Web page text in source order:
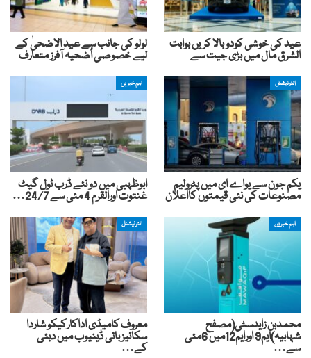
عید کی خوشی کودوبالا کریں بوابت
الشرق مال میں بڑی جیت سے
لولو کی جانب سے عید الاضحیٰ کے
لیے خصوصی اُضحیہ آفرز متعارف
انٹرنیشنل
یکم جون سے یواے ای میں پٹرولیم
مصنوعات کی نئی قیمتوں کااعلان
اہم خبریں
ابوظہبی میں دو نئے ڈرب ٹول گیٹ
غنتوت اورالقرم 4 مئی سے 24/7…
اہم خبریں
محمدبن زایدسٹی(مصفح
شہابیہ)ایم9 اورایم12میں 6مئی
سے…
انٹرنیشنل
معروف کامیڈی اداکارکیکو شاردا
سکائیز بائی ڈینیوب میں دبئی
کے…